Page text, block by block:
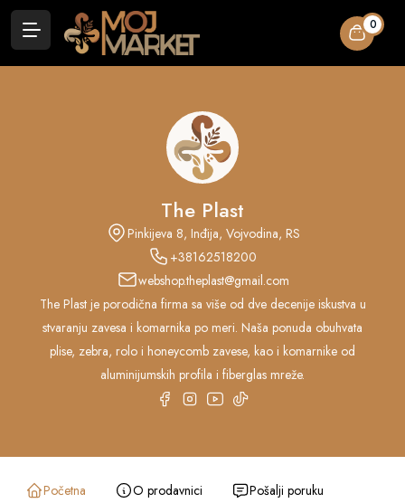
0
The Plast
Pinkijeva 8, Inđija, Vojvodina, RS
+38162518200
webshop.theplast@gmail.com
The Plast je porodična firma sa više od dve decenije iskustva u
stvaranju zavesa i komarnika po meri. Naša ponuda obuhvata
plise, zebra, rolo i honeycomb zavese, kao i komarnike od
aluminijumskih profila i fiberglas mreže.
Početna O prodavnici Pošalji poruku